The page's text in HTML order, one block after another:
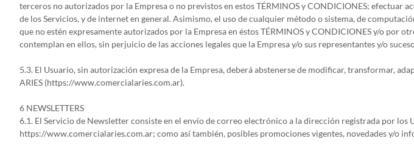
terceros no autorizados por la Empresa o no previstos en estos TÉRMINOS y CONDICIONES;
de los Servicios, y de internet en general. Asimismo, el uso de cualquier método o sistema, de
que no estén expresamente autorizados por la Empresa en éstos TÉRMINOS y CONDICIONES y/o por
contemplan en ellos, sin perjuicio de las acciones legales que la Empresa y/o sus representantes y/o
5.3. El Usuario, sin autorización expresa de la Empresa, deberá abstenerse de modificar, transformar,
ARIES (https://www.comercialaries.com.ar).
6 NEWSLETTERS
6.1. El Servicio de Newsletter consiste en el envío de correo electrónico a la dirección registrada por
https://www.comercialaries.com.ar; como así también, posibles promociones vigentes, novedades y/o